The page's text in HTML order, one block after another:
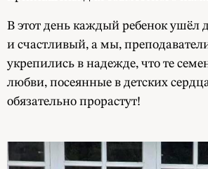
В этот день каждый ребенок ушёл
и счастливый, а мы,
укрепились в надежде, что те
любви, посеянные в детских
обязательно прорастут!